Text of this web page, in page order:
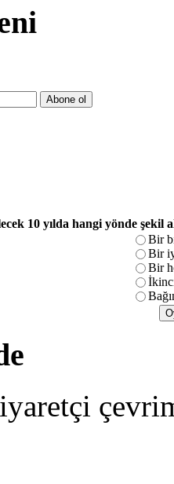
10 yılda hangi yönde şekil
Bir
Bir
Bir